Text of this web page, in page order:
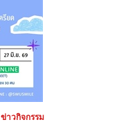
ข่าวกิจกรรม